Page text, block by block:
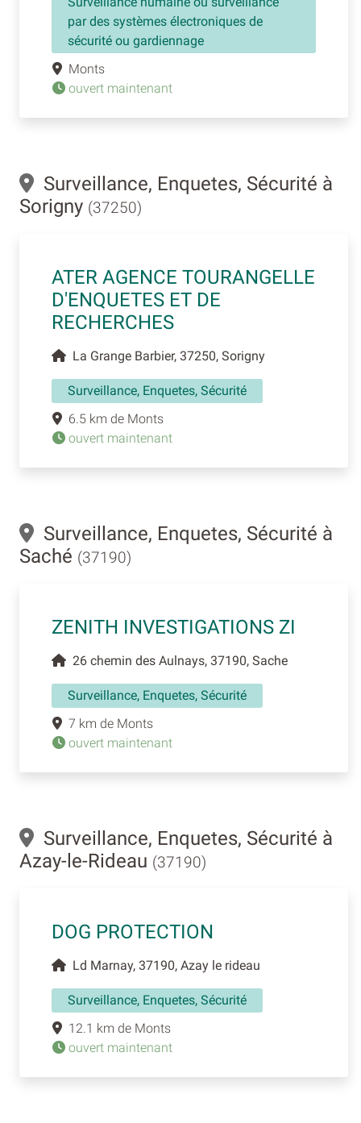
par des systèmes électroniques de
sécurité ou gardiennage
Monts
ouvert maintenant
Surveillance, Enquetes, Sécurité à
Sorigny (37250)
ATER AGENCE TOURANGELLE
D'ENQUETES ET DE
RECHERCHES
La Grange Barbier, 37250, Sorigny
Surveillance, Enquetes, Sécurité
6.5 km de Monts
ouvert maintenant
Surveillance, Enquetes, Sécurité à
Saché (37190)
ZENITH INVESTIGATIONS ZI
26 chemin des Aulnays, 37190, Sache
Surveillance, Enquetes, Sécurité
7 km de Monts
ouvert maintenant
Surveillance, Enquetes, Sécurité à
Azay-le-Rideau (37190)
DOG PROTECTION
Ld Marnay, 37190, Azay le rideau
Surveillance, Enquetes, Sécurité
12.1 km de Monts
ouvert maintenant